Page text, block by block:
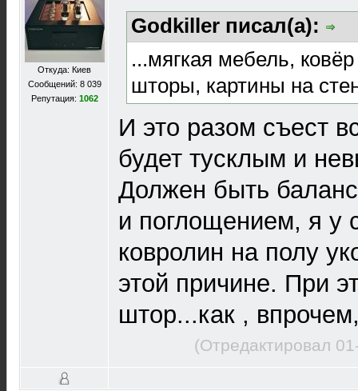
Откуда: Киев
Сообщений: 8 039
Репутация: 1062
Godkiller писал(а):
...мягкая мебель,
шторы, картины на
И это разом съест
будет тусклым и
Должен быть
и поглощением, я у
ковролин на полу
этой причине. При
штор...как ,
(Отредактировал